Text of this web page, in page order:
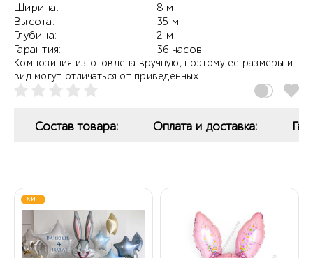
Ширина:
Высота:
Глубина:
Гарантия:
8 м
35 м
2 м
36 часов
Композиция изготовлена вручную, поэтому ее размеры и
вид могут отличаться от приведенных.
Состав товара: Оплата и доставка:
ХИТ